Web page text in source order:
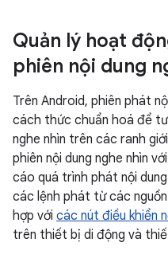
Quản lý hoạt
phiên nội dung
Trên Android, phiên phát
cách thức chuẩn hoá để
nghe nhìn trên các ranh
phiên nội dung nghe nhìn
cáo quá trình phát nội
các lệnh phát từ các
hợp với các nút điều khiển
trên thiết bị di động và